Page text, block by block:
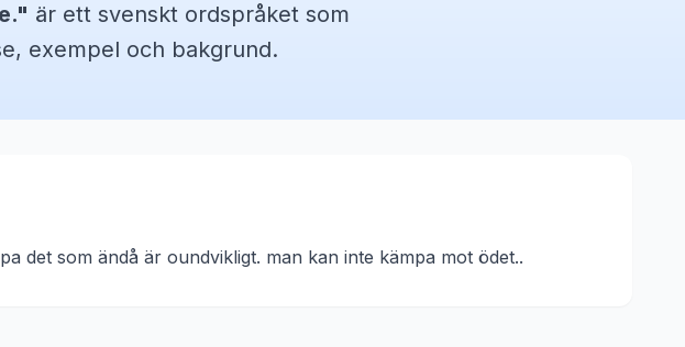
" är ett svenskt ordspråket som
exempel och bakgrund.
det som ändå är oundvikligt. man kan inte kämpa mot ödet..